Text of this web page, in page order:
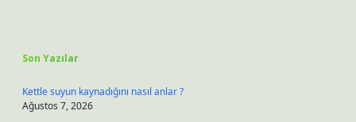
Son Yazılar
Kettle suyun kaynadığını nasıl anlar ?
Ağustos 7, 2026